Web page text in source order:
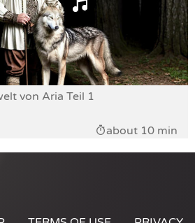
von Aria Teil 1
about 10 min